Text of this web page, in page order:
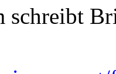
schreibt